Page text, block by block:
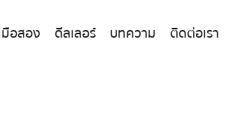
อสอง ดีลเลอร์ บทความ ติดต่อเรา